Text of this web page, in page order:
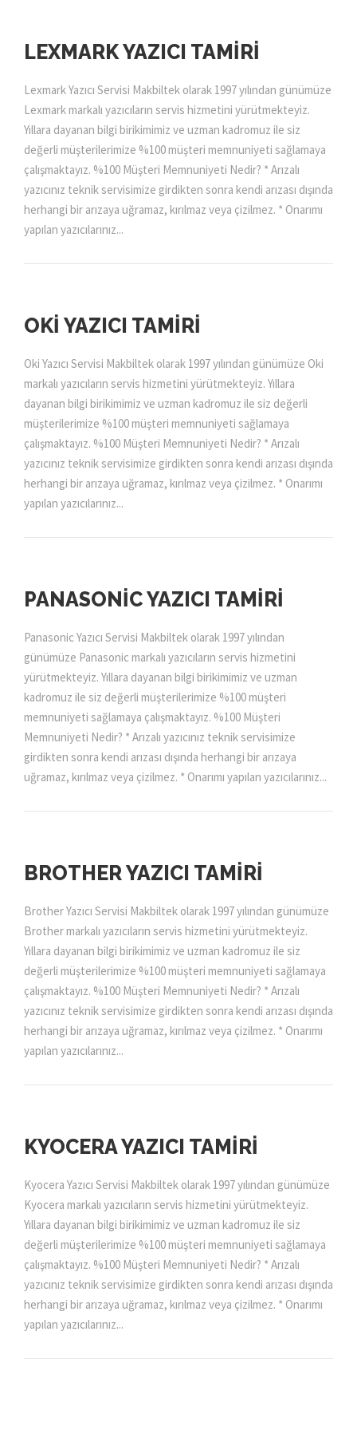
LEXMARK YAZICI TAMIRI
Lexmark Yazıcı Servisi Makbiltek olarak 1997 yılından günümüze
Lexmark markalı yazıcıların servis hizmetini yürütmekteyiz.
Yıllara dayanan bilgi birikimimiz ve uzman kadromuz ile siz
değerli müşterilerimize %100 müşteri memnuniyeti sağlamaya
çalışmaktayız. %100 Müşteri Memnuniyeti Nedir? * Arızalı
yazıcınız teknik servisimize girdikten sonra kendi arızası dışında
herhangi bir arızaya uğramaz, kırılmaz veya çizilmez. * Onarımı
yapılan yazıcılarınız...
OKI YAZICI TAMIRI
Oki Yazıcı Servisi Makbiltek olarak 1997 yılından günümüze Oki
markalı yazıcıların servis hizmetini yürütmekteyiz. Yıllara
dayanan bilgi birikimimiz ve uzman kadromuz ile siz değerli
müşterilerimize %100 müşteri memnuniyeti sağlamaya
çalışmaktayız. %100 Müşteri Memnuniyeti Nedir? * Arızalı
yazıcınız teknik servisimize girdikten sonra kendi arızası dışında
herhangi bir arızaya uğramaz, kırılmaz veya çizilmez. * Onarımı
yapılan yazıcılarınız...
PANASONIC YAZICI TAMIRI
Panasonic Yazıcı Servisi Makbiltek olarak 1997 yılından
günümüze Panasonic markalı yazıcıların servis hizmetini
yürütmekteyiz. Yıllara dayanan bilgi birikimimiz ve uzman
kadromuz ile siz değerli müşterilerimize %100 müşteri
memnuniyeti sağlamaya çalışmaktayız. %100 Müşteri
Memnuniyeti Nedir? * Arızalı yazıcınız teknik servisimize
girdikten sonra kendi arızası dışında herhangi bir arızaya
uğramaz, kırılmaz veya çizilmez. * Onarımı yapılan yazıcılarınız...
BROTHER YAZICI TAMIRI
Brother Yazıcı Servisi Makbiltek olarak 1997 yılından günümüze
Brother markalı yazıcıların servis hizmetini yürütmekteyiz.
Yıllara dayanan bilgi birikimimiz ve uzman kadromuz ile siz
değerli müşterilerimize %100 müşteri memnuniyeti sağlamaya
çalışmaktayız. %100 Müşteri Memnuniyeti Nedir? * Arızalı
yazıcınız teknik servisimize girdikten sonra kendi arızası dışında
herhangi bir arızaya uğramaz, kırılmaz veya çizilmez. * Onarımı
yapılan yazıcılarınız...
KYOCERA YAZICI TAMIRI
Kyocera Yazıcı Servisi Makbiltek olarak 1997 yılından günümüze
Kyocera markalı yazıcıların servis hizmetini yürütmekteyiz.
Yıllara dayanan bilgi birikimimiz ve uzman kadromuz ile siz
değerli müşterilerimize %100 müşteri memnuniyeti sağlamaya
çalışmaktayız. %100 Müşteri Memnuniyeti Nedir? * Arızalı
yazıcınız teknik servisimize girdikten sonra kendi arızası dışında
herhangi bir arızaya uğramaz, kırılmaz veya çizilmez. * Onarımı
yapılan yazıcılarınız...